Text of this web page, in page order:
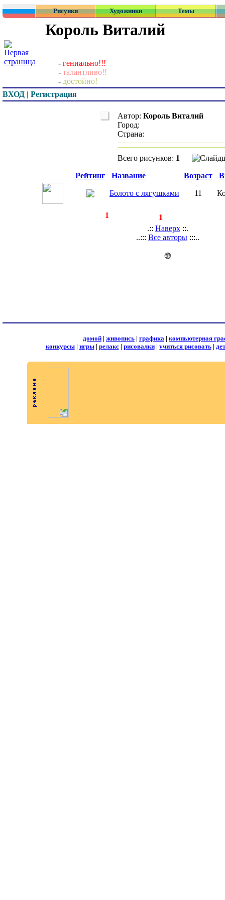
Рисунки Художники Темы
Король Виталий
- гениально!!!
- талантливо!!
- достойно!
ВХОД | Регистрация
Автор: Король Виталий
Город:
Страна:
Всего рисунков: 1
Рейтинг Название Возраст
Болото с лягушками 11
1
1
.:: Наверх ::.
..::: Все авторы :::..
🌐
домой | живопись | графика | компьютерная
конкурсы| игры| релакс| рисовалки| учиться рисовать|